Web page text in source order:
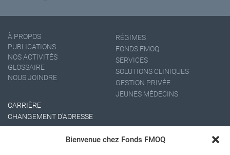
Bienvenue chez Fonds FMOQ
À PROPOS
PUBLICATIONS
NOS ACTIVITÉS
GLOSSAIRE
NOUS JOINDRE
RÉGIMES
FONDS FMOQ
SERVICES
SOLUTIONS CLINIQUES
GESTION PRIVÉE
JEUNES MÉDECINS
CARRIÈRE
CHANGEMENT D'ADRESSE